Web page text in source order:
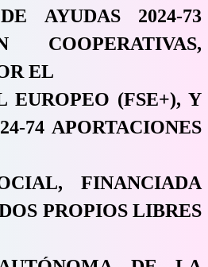
AYUDAS 2024-73
EL
EUROPEO (FSE+), Y
74 APORTACIONES
FINANCIADA
PROPIOS LIBRES